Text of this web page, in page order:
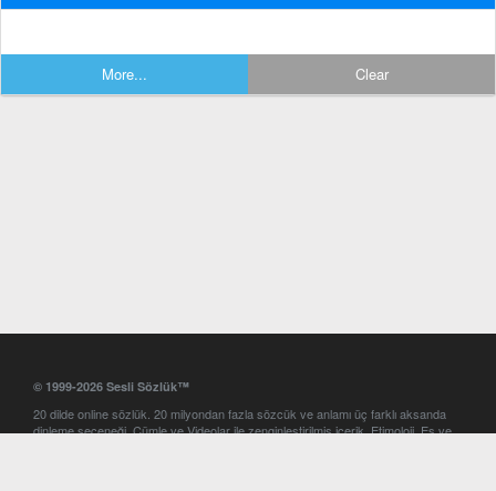
More... Clear
© 1999-2026 Sesli Sözlük™
20 dilde online sözlük. 20 milyondan fazla sözcük ve anlamı üç farklı aksanda
dinleme seçeneği. Cümle ve Videolar ile zenginleştirilmiş içerik. Etimoloji, Eş ve